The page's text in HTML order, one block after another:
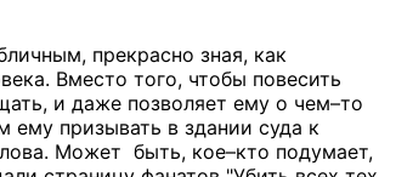
прекрасно зная, как
Вместо того, чтобы повесить
и даже позволяет ему о чем–то
призывать в здании суда к
Может быть, кое–кто подумает,